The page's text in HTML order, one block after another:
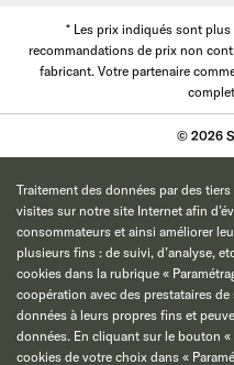
* Les prix indiqués sont
recommandations de prix non
fabricant. Votre partenaire
© 2026
Traitement des données par des
visites sur notre site Internet afin
consommateurs et ainsi améliorer
plusieurs fins : de suivi, d’analyse,
cookies dans la rubrique «
coopération avec des prestataires
données à leurs propres fins et
données. En cliquant sur le bouton
cookies de votre choix dans «